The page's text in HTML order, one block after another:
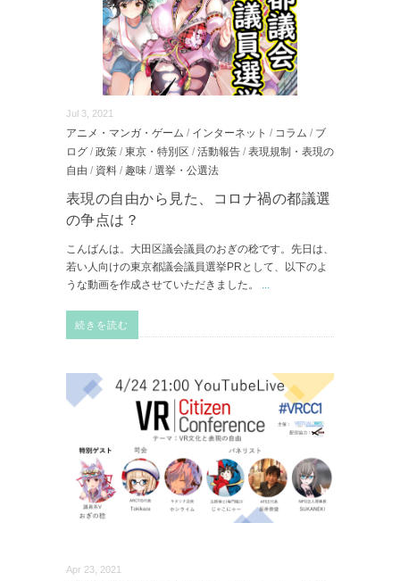
Jul 3, 2021
アニメ・マンガ・ゲーム / インターネット / コラム / ブ
ログ / 政策 / 東京・特別区 / 活動報告 / 表現規制・表現の
自由 / 資料 / 趣味 / 選挙・公選法
表現の自由から見た、コロナ禍の都議選
の争点は？
こんばんは。大田区議会議員のおぎの稔です。先日は、
若い人向けの東京都議会議員選挙PRとして、以下のよ
うな動画を作成させていただきました。
続きを読む
Apr 23, 2021